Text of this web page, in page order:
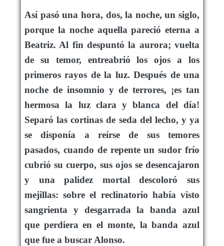
Así pasó una hora, dos, la noche, un siglo,
porque la noche aquella pareció eterna a
Beatriz. Al fin despuntó la aurora; vuelta
de su temor, entreabrió los ojos a los
primeros rayos de la luz. Después de una
noche de insomnio y de terrores, ¡es tan
hermosa la luz clara y blanca del día!
Separó las cortinas de seda del lecho, y ya
se disponía a reírse de sus temores
pasados, cuando de repente un sudor frío
cubrió su cuerpo, sus ojos se desencajaron
y una palidez mortal descoloró sus
mejillas: sobre el reclinatorio había visto
sangrienta y desgarrada la banda azul
que perdiera en el monte, la banda azul
que fue a buscar Alonso.